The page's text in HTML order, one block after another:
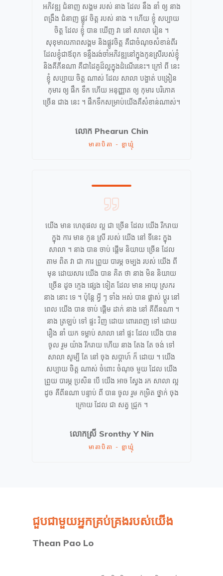
អភិវឌ្ឍ ជំនាញ សង្គម របស់ នាង ដែល នឹង នាំ ឲ្យ នាង
ពង្រឹង ជំនាញ ផ្លូវ ចិត្ត របស់ នាង ។ ហើយ ខ្ញុំ សប្បាយ
ចិត្ត ដែល ខ្ញុំ បាន ឃើញ វា នៅ សាលា រៀន ។
សុខុមាលភាពសង្គម និងផ្លូវចិត្ត គឺជាចំណុចសំខាន់ពីរ
ដែលខ្ញុំជាឪពុក ទន្ទឹងរង់ចាំអភិវឌ្ឍនៅក្នុងកូនស្រីរបស់ខ្ញុំ
និងគីភីនណា គឺជាដៃគូដ៏ល្អក្នុងដំណើរនេះ។ ក្រៅ ពី នេះ
ខ្ញុំ សប្បាយ ចិត្ត ណាស់ ដែល សាលា បង្ហាត់ បង្រៀន
កុមារ ឲ្យ ផឹក ទឹក ហើយ អនុញ្ញាត ឲ្យ កុមារ បរិភោគ
ច្រើន ជាង នេះ ។ ផឹកទឹកសម្រាប់យើងគឺសំខាន់ណាស់។
លោក Phearun Chin
មាតាបិតា - ខ្លាឃ្មុំ
យើង មាន ហេតុផល ល្អ ជា ច្រើន ដែល យើង រីករាយ
ក្នុង ការ មាន កូន ស្រី របស់ យើង នៅ ទីនេះ ក្នុង
សាលា ។ នាង បាន ចាប់ ផ្ដើម និយាយ ច្រើន ដែល
តាម ពិត វា ជា ការ ព្រួយ បារម្ភ ចម្បង របស់ យើង ពី
មុន ដោយសារ យើង បាន គិត ថា នាង មិន និយាយ
ច្រើន ដូច ក្មេង ផ្សេង ទៀត ដែល មាន អាយុ ស្រករ
នាង នោះ ទេ ។ ប៉ុន្តែ អ្វី ៗ ទាំង អស់ បាន ផ្លាស់ ប្ដូរ នៅ
ពេល យើង បាន ចាប់ ផ្ដើម ដាក់ នាង នៅ គីពីនណា ។
នាង ត្រឡប់ ទៅ ផ្ទះ វិញ ដោយ ពោរពេញ ទៅ ដោយ
រឿង នាំ យក ទម្លាប់ សាលា នៅ ផ្ទះ ដែល យើង បាន
ចូល រួម យ៉ាង រីករាយ ហើយ នាង តែង តែ ចង់ ទៅ
សាលា សូម្បី តែ នៅ ចុង សប្តាហ៍ ក៏ ដោយ ។ យើង
សប្បាយ ចិត្ត ណាស់ ចំពោះ ចំណុច មួយ ដែល យើង
ព្រួយ បារម្ភ ប្រសិន បើ យើង អាច ស្វែង រក សាលា ល្អ
ដូច គីពីនណា បន្ទាប់ ពី បាន ចូល រួម កម្រិត ថ្នាក់ ចុង
ក្រោយ ដែល ជា សត្វ ជ្រូក ។
លោកស្រី Sronthy Y Nin
មាតាបិតា - ខ្លាឃ្មុំ
ជួបជាមួយអ្នកគ្រប់គ្រងរបស់យើង
Thean Pao Lo